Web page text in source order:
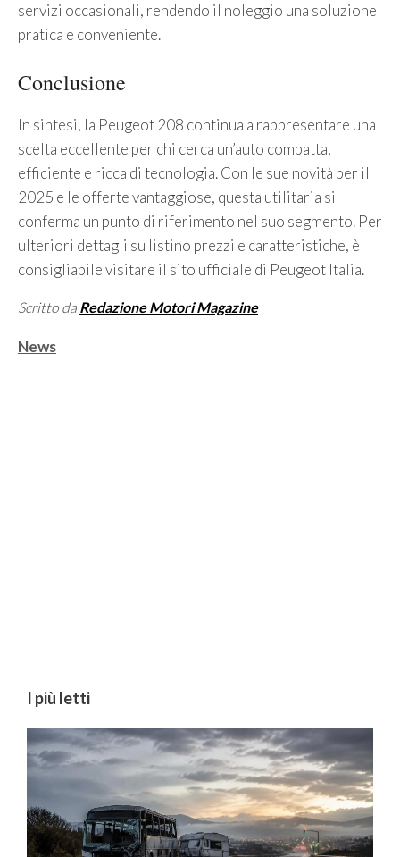
servizi occasionali, rendendo il noleggio una soluzione
pratica e conveniente.
Conclusione
In sintesi, la Peugeot 208 continua a rappresentare una
scelta eccellente per chi cerca un’auto compatta,
efficiente e ricca di tecnologia. Con le sue novità per il
2025 e le offerte vantaggiose, questa utilitaria si
conferma un punto di riferimento nel suo segmento. Per
ulteriori dettagli su listino prezzi e caratteristiche, è
consigliabile visitare il sito ufficiale di Peugeot Italia.
Scritto da Redazione Motori Magazine
Categorie
News
I più letti